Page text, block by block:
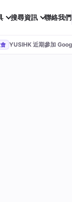
搜尋資訊 聯絡我們